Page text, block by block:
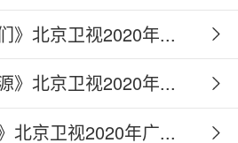
》北京卫视2020年...
》北京卫视2020年...
北京卫视2020年广...